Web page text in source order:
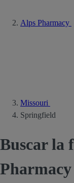
Alps Pharmacy
Missouri
Springfield
Buscar la